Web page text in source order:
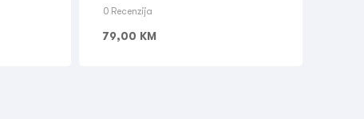
0 Recenzija
79,00 KM